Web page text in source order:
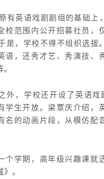
有英语戏剧剧组的基础上
校范围内公开招募社员，
是，学校不得不组织选拔
语，还秀才艺、秀演技、
外，学校还开设了英语戏
学生开放。梁覃庆介绍，
名的动画片段，从模仿配
个学期，高年级兴趣课就
》。